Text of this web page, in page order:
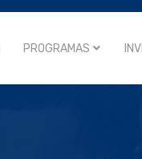
PROGRAMAS